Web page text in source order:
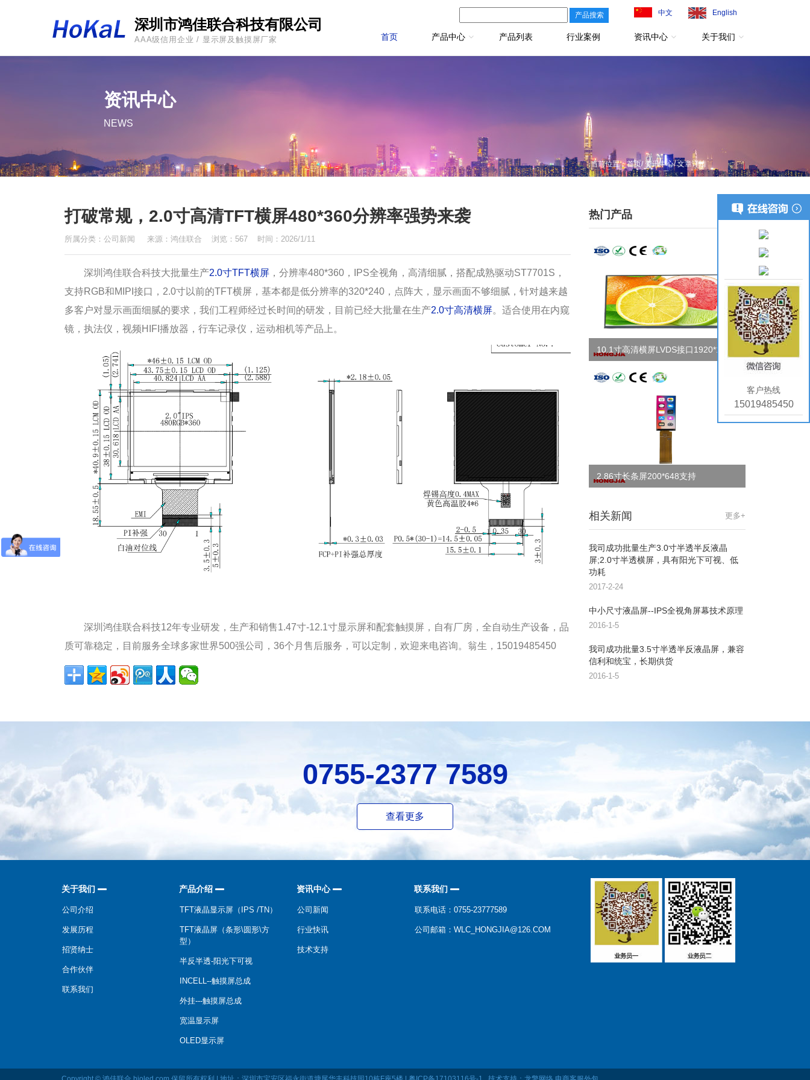
深圳市鸿佳联合科技有限公司
AAA级信用企业 / 显示屏及触摸屏厂家
English
中文
首页 产品中心 产品列表 行业案例 资讯中心 关于我们
资讯中心
NEWS
当前位置：首页/ 资讯中心/ 文章详情
打破常规，2.0寸高清TFT横屏480*360分辨率强势来袭
所属分类： 公司新闻 来源： 鸿佳联合 浏览：567 时间：2026/1/11
深圳鸿佳联合科技大批量生产2.0寸TFT横屏 ，分辨率480*360 ， IPS全视角，高清细腻，搭配成熟驱动ST7701S ，
支持RGB和MIPI 接口， 2.0寸以前的TFT横屏，基本都是低分辨率的320*240 ，点阵大，显示画面不够细腻，针对越来越
多客户对显示画面细腻的要求，我们工程师经过长时间的研发，目前已经大批量在生产2.0寸高清横屏。适合使用在内窥
镜，执法仪，视频HIFI 播放器，行车记录仪，运动相机等产品上。
深圳鸿佳联合科技12年专业研发，生产和销售1.47寸-12.1寸显示屏和配套触摸屏，自有厂房，全自动生产设备，品
质可靠稳定，目前服务全球多家世界500强公司， 36个月售后服务，可以定制，欢迎来电咨询。翁生， 15019485450
热门产品 更多+
10.1寸高清横屏LVDS接口1920*1080
分辨率
2.86寸长条屏200*648支持
相关新闻 更多+
我司成功批量生产3.0寸半透半反液晶
屏;2.0寸半透横屏，具有阳光下可视、低
功耗
2017-2-24
中小尺寸液晶屏--IPS全视角屏幕技术原理
2016-1-5
我司成功批量3.5寸半透半反液晶屏，兼容
信利和统宝，长期供货
2016-1-5
0755-2377 7589
查看更多
关于我们
公司介绍
发展历程
招贤纳士
合作伙伴
联系我们
产品介绍
TFT液晶显示屏（IPS /TN）
TFT液晶屏（条形\圆形\方
型）
半反半透-阳光下可视
INCELL--触摸屏总成
外挂---触摸屏总成
宽温显示屏
OLED显示屏
资讯中心
公司新闻
行业快讯
技术支持
联系我们
联系电话：0755-23777589
公司邮箱：WLC_HONGJIA@126.COM
客户热线
15019485450